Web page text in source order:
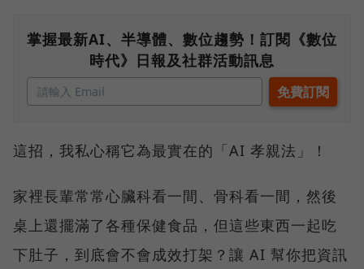
掌握最新AI、半導體、數位趨勢！訂閱《數位
時代》日報及社群活動訊息
這招，我私心稱它為最實在的「AI 孝親法」！
家裡長輩常常心臟科看一間、骨科看一間，然後
桌上還擺滿了各種保健食品，但這些東西一起吃
下肚子，到底會不會成效打架？讓 AI 幫你把資訊